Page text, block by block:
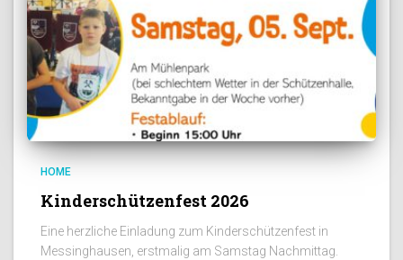
HOME
Kinderschützenfest 2026
Eine herzliche Einladung zum Kinderschützenfest in
Messinghausen, erstmalig am Samstag Nachmittag.